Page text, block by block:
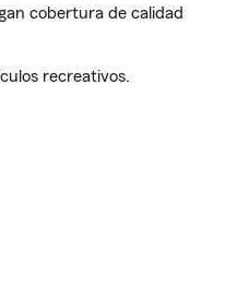
cobertura de calidad
recreativos.